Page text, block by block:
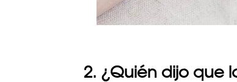
2. ¿Quién dijo que